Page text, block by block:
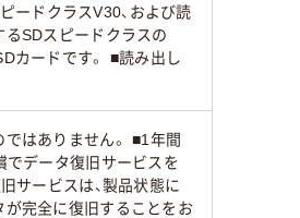
ードクラスV30、および読
SDスピードクラスの
カードです。 ■読み出し
はありません。 ■1年間
でデータ復旧サービスを
サービスは、製品状態に
完全に復旧することをお